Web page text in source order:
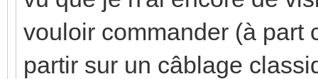
vouloir commander (à
partir sur un câblage